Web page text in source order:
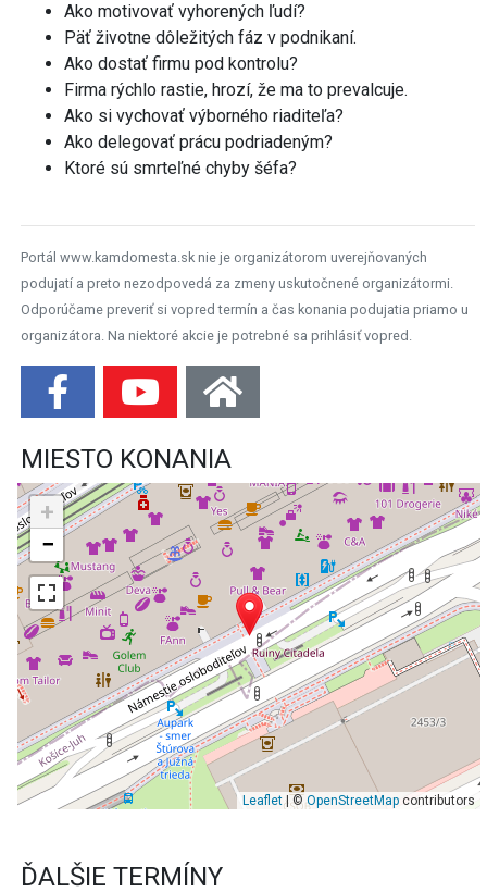
Ako motivovať vyhorených ľudí?
Päť životne dôležitých fáz v podnikaní.
Ako dostať firmu pod kontrolu?
Firma rýchlo rastie, hrozí, že ma to prevalcuje.
Ako si vychovať výborného riaditeľa?
Ako delegovať prácu podriadeným?
Ktoré sú smrteľné chyby šéfa?
Portál www.kamdomesta.sk nie je organizátorom uverejňovaných
podujatí a preto nezodpovedá za zmeny uskutočnené organizátormi.
Odporúčame preveriť si vopred termín a čas konania podujatia priamo u
organizátora. Na niektoré akcie je potrebné sa prihlásiť vopred.
MIESTO KONANIA
+
−
Leaflet| ©OpenStreetMapcontributors
ĎALŠIE TERMÍNY